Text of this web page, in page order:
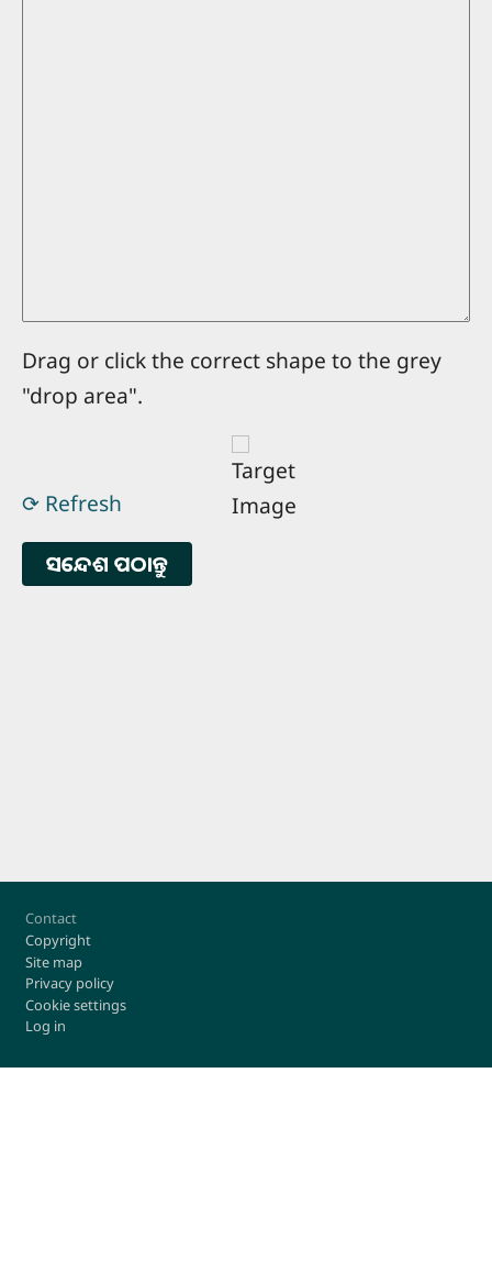
Drag or click the correct shape to the grey
"drop area".
⟳ Refresh
Footer
Contact
Copyright
Site map
Privacy policy
Cookie settings
Log in